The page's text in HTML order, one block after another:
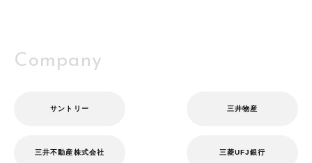
Company
サントリー 三井物産
三井不動産株式会社 三菱UFJ銀行